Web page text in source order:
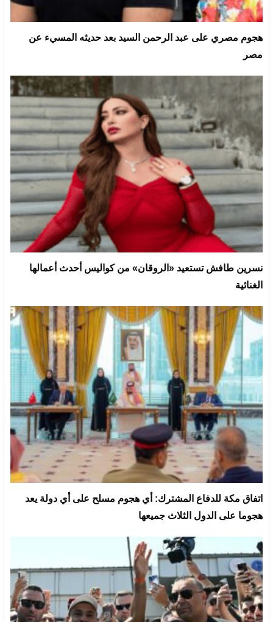
هجوم مصري على عبد الرحمن السيد بعد حديثه المسيء عن
مصر
نسرين طافش تستعيد «الروقان» من كواليس أحدث أعمالها
الغنائية
‏اتفاق مكة للدفاع المشترك: أي هجوم مسلح على أي دولة يعد
هجوما على الدول الثلاث جميعها